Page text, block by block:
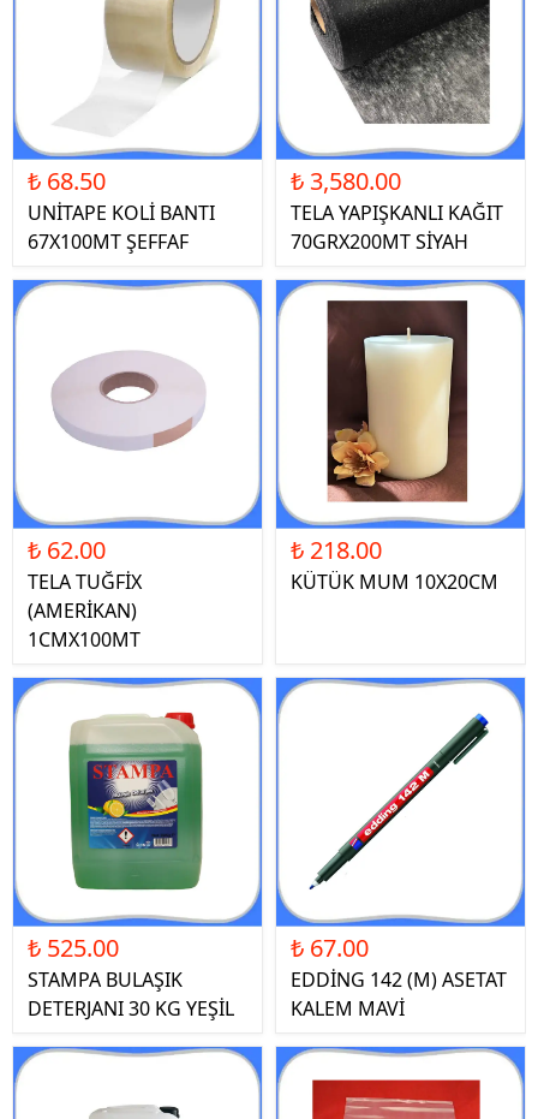
₺ 68.50
UNİTAPE KOLİ BANTI
67X100MT ŞEFFAF
₺ 3,580.00
TELA YAPIŞKANLI KAĞIT
70GRX200MT SİYAH
₺ 62.00
TELA TUĞFİX
(AMERİKAN)
1CMX100MT
₺ 218.00
KÜTÜK MUM 10X20CM
₺ 525.00
STAMPA BULAŞIK
DETERJANI 30 KG YEŞİL
₺ 67.00
EDDİNG 142 (M) ASETAT
KALEM MAVİ